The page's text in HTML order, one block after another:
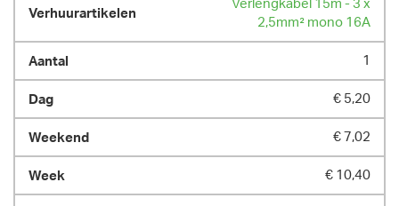
Verlengkabel 15m - 3 x
2,5mm² mono 16A
1
€ 5,20
€ 7,02
€ 10,40